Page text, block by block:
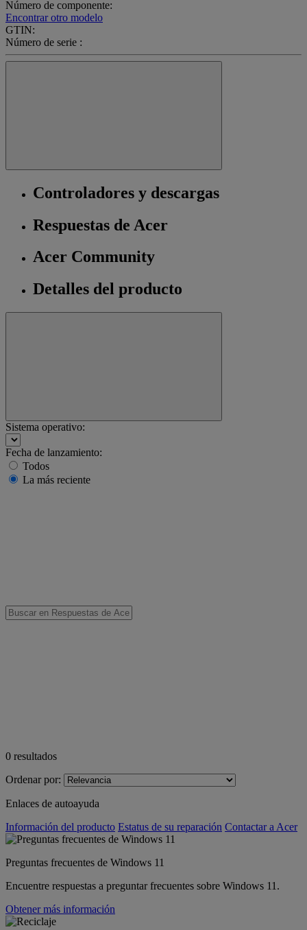
Número de componente:
Encontrar otro modelo
GTIN:
Número de serie :
Controladores y descargas
Respuestas de Acer
Acer Community
Detalles del producto
Sistema operativo:
Fecha de lanzamiento:
Todos
La más reciente
0 resultados
Ordenar por:
Enlaces de autoayuda
Información del producto Estatus de su reparación Contactar a Acer
Preguntas frecuentes de Windows 11
Encuentre respuestas a preguntar frecuentes sobre Windows 11.
Obtener más información